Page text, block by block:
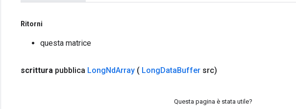
Ritorni
questa matrice
scrittura pubblica LongNdArray ( LongDataBuffer src)
Questa pagina è stata utile?